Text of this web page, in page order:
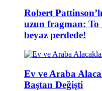
Robert
uzun fragman: To
beyaz perdede!
Ev ve Araba
Baştan Değişti